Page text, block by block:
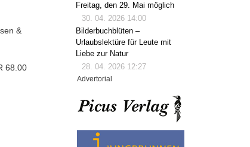
&
68.00
Freitag, den 29. Mai möglich
30. 04. 2026 14:00
Bilderbuchblüten –
Urlaubslektüre für Leute mit
Liebe zur Natur
28. 04. 2026 12:27
Advertorial